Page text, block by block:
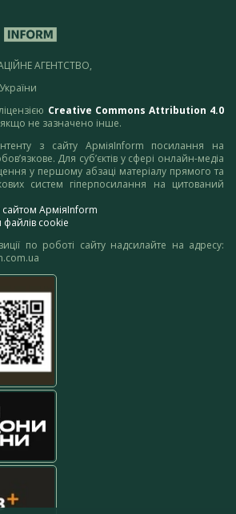
АГЕНТСТВО,
Creative Commons Attribution 4.0
якщо не зазначено інше.
з сайту АрміяInform посилання на
Для суб’єктів у сфері онлайн-медіа
у першому абзаці матеріалу прямого та
систем гіперпосилання на цитований
сайтом АрміяInform
файлів cookie
по роботі сайту надсилайте на адресу: